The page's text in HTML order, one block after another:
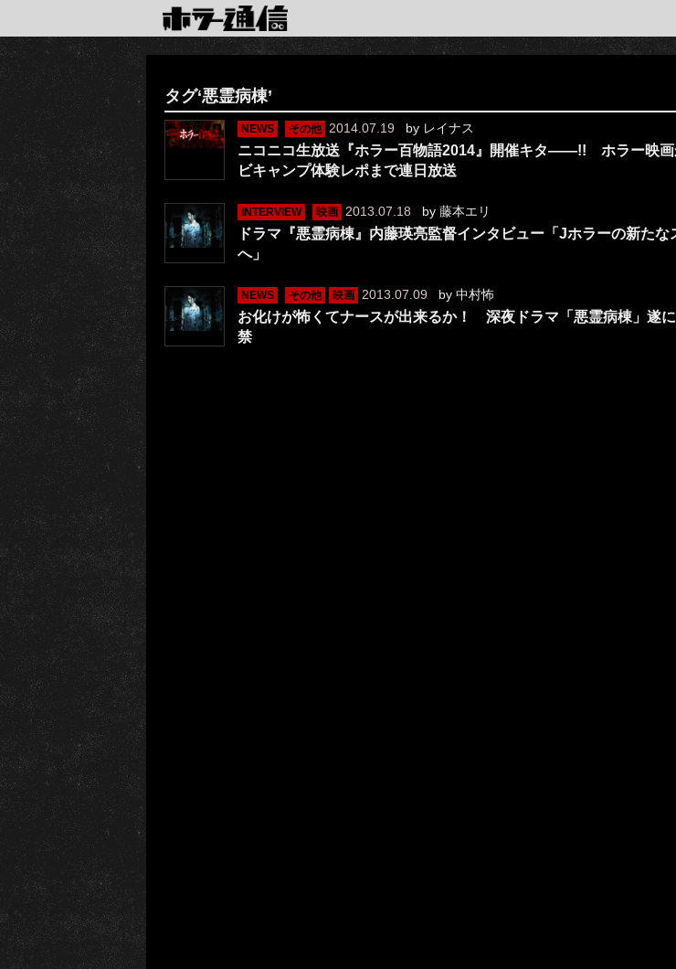
タグ‘悪霊病棟’
NEWS その他 2014.07.19 by レイナス
ニコニコ生放送『ホラー百物語2014』開催キタ――!! ホラー映画
ビキャンプ体験レポまで連日放送
INTERVIEW 映画 2013.07.18 by 藤本エリ
ドラマ『悪霊病棟』内藤瑛亮監督インタビュー「Jホラーの新たな
へ」
NEWS その他 映画 2013.07.09 by 中村怖
お化けが怖くてナースが出来るか！ 深夜ドラマ「悪霊病棟」遂
禁